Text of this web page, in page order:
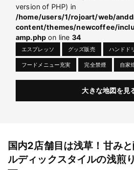
version of PHP) in
/home/users/1/rojoart/web/
content/themes/newcoffee/
amp.php on line 34
エスプレッソ グッズ販売 ハンドド
フードメニュー充実 完全禁煙 自家
大きな地図を見
国内2店舗目は浅草！甘み
ルディックスタイルの浅煎